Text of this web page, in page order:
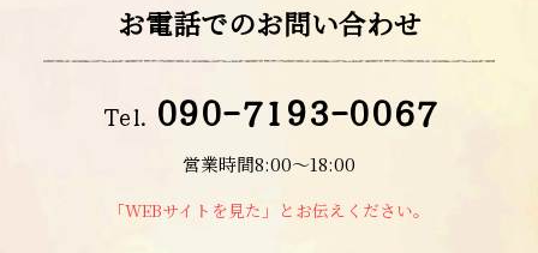
お電話でのお問い合わせ
Tel. 090-7193-0067
営業時間8:00〜18:00
「WEBサイトを見た」とお伝えください。